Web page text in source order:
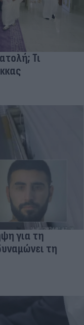
Τι
για τη
τη